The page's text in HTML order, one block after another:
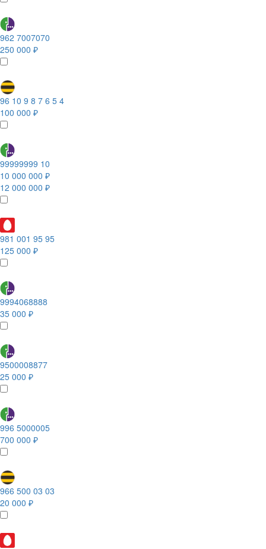
962 7007070
250 000 ₽
96 10 9 8 7 6 5 4
100 000 ₽
99999999 10
10 000 000 ₽
12 000 000 ₽
981 001 95 95
125 000 ₽
9994068888
35 000 ₽
9500008877
25 000 ₽
996 5000005
700 000 ₽
966 500 03 03
20 000 ₽